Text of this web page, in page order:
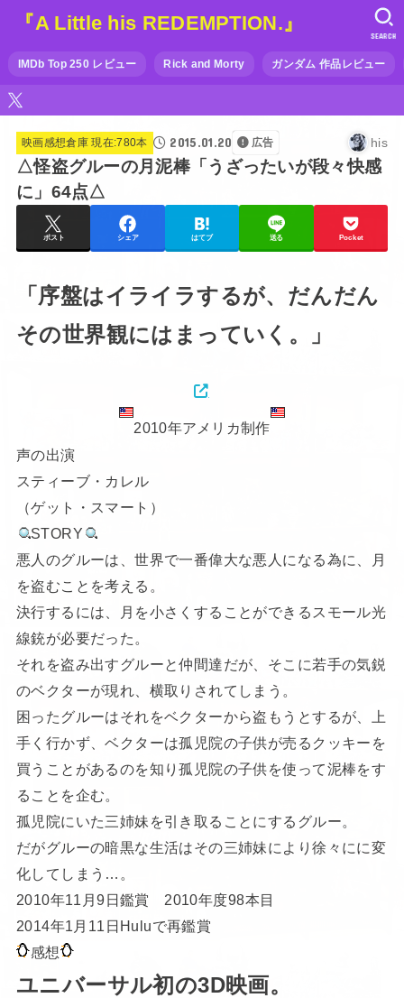
『A Little his REDEMPTION.』
IMDb Top 250 レビュー Rick and Morty ガンダム 作品レビュー
SEARCH
映画感想倉庫 現在:780本 2015.01.20 広告 his
△怪盗グルーの月泥棒「うざったいが段々快感
に」64点△
ポスト シェア はてブ 送る Pocket
「序盤はイライラするが、だんだん
その世界観にはまっていく。」
2010年アメリカ制作
声の出演
スティーブ・カレル
（ゲット・スマート）
STORY
悪人のグルーは、世界で一番偉大な悪人になる為に、月
を盗むことを考える。
決行するには、月を小さくすることができるスモール光
線銃が必要だった。
それを盗み出すグルーと仲間達だが、そこに若手の気鋭
のベクターが現れ、横取りされてしまう。
困ったグルーはそれをベクターから盗もうとするが、上
手く行かず、ベクターは孤児院の子供が売るクッキーを
買うことがあるのを知り孤児院の子供を使って泥棒をす
ることを企む。
孤児院にいた三姉妹を引き取ることにするグルー。
だがグルーの暗黒な生活はその三姉妹により徐々にに変
化してしまう…。
2010年11月9日鑑賞 2010年度98本目
2014年1月11日Huluで再鑑賞
感想
ユニバーサル初の3D映画。